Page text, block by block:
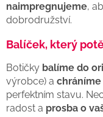
naimpregnujeme,
dobrodružství.
Balíček, který
Botičky balíme do
výrobce) a
perfektním stavu.
radost a prosba o